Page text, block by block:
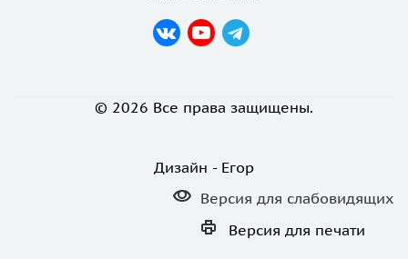
© 2026 Все права защищены.
Дизайн - Егор
Версия для слабовидящих
Версия для печати